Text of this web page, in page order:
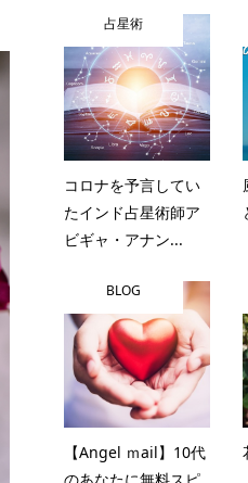
占星術
コロナを予言してい
たインド占星術師ア
ビギャ・アナン...
BLOG
【Angel ｍail】10代